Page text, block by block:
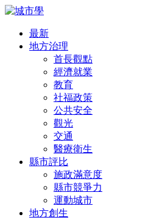
最新
地方治理
首長觀點
經濟就業
教育
社福政策
公共安全
觀光
交通
醫療衛生
縣市評比
施政滿意度
縣市競爭力
運動城市
地方創生